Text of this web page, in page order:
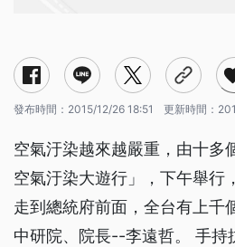
發布時間： 2015/12/26 18:51 更新時間：
空氣汙染越來越嚴重，由十多
空氣汙染大遊行」，下午舉行
走到總統府前面，全台有上千
中研院、院長--李遠哲。 手持